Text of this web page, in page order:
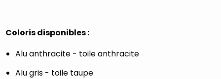
Coloris disponibles :
Alu anthracite - toile anthracite
Alu gris - toile taupe